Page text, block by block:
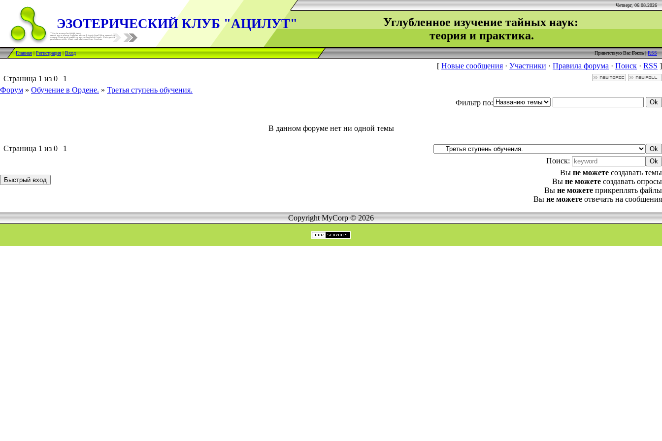
Четверг, 06.08.2026
ЭЗОТЕРИЧЕСКИЙ КЛУБ "АЦИЛУТ"
Углубленное изучение тайных наук:
теория и практика.
Главная|Регистрация|Вход Приветствую Вас Гость|RSS
[ Новые сообщения · Участники · Правила форума · Поиск · RSS ]
Страница 1 из 0
1
Форум » Обучение в Ордене. » Третья ступень обучения.
Фильтр по:
В данном форуме нет ни одной темы
Страница 1 из 0
1
Поиск:
Вы не можете создавать темы
Вы не можете создавать опросы
Вы не можете прикреплять файлы
Вы не можете отвечать на сообщения
Copyright MyCorp © 2026